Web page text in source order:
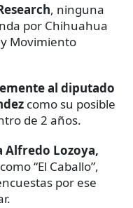
, ninguna
por Chihuahua
Movimiento
al diputado
como su posible
de 2 años.
Alfredo Lozoya,
“El Caballo”,
por ese